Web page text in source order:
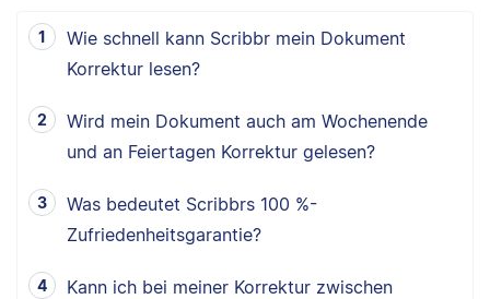
Wie schnell kann Scribbr mein Dokument
Korrektur lesen?
Wird mein Dokument auch am Wochenende
und an Feiertagen Korrektur gelesen?
Was bedeutet Scribbrs 100 %-
Zufriedenheitsgarantie?
Kann ich bei meiner Korrektur zwischen